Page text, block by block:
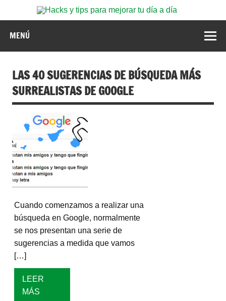
MENÚ
LAS 40 SUGERENCIAS DE BÚSQUEDA MÁS
SURREALISTAS DE GOOGLE
Cuando comenzamos a realizar una
búsqueda en Google, normalmente
se nos presentan una serie de
sugerencias a medida que vamos
[…]
LEER
MÁS